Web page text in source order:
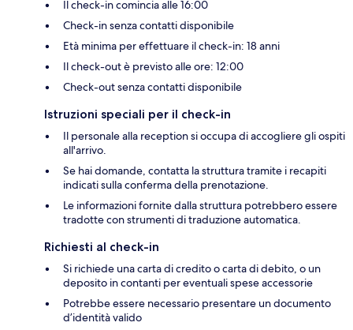
Il check-in comincia alle 16:00
Check-in senza contatti disponibile
Età minima per effettuare il check-in: 18 anni
Il check-out è previsto alle ore: 12:00
Check-out senza contatti disponibile
Istruzioni speciali per il check-in
Il personale alla reception si occupa di accogliere gli ospiti
all'arrivo.
Se hai domande, contatta la struttura tramite i recapiti
indicati sulla conferma della prenotazione.
Le informazioni fornite dalla struttura potrebbero essere
tradotte con strumenti di traduzione automatica.
Richiesti al check-in
Si richiede una carta di credito o carta di debito, o un
deposito in contanti per eventuali spese accessorie
Potrebbe essere necessario presentare un documento
d’identità valido